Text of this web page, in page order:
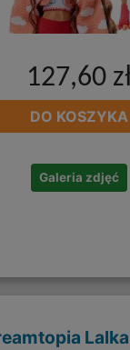
127,60
DO KOSZYKA
Galeria zdjęć